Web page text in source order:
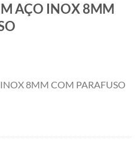
AÇO INOX 8MM
8MM COM PARAFUSO